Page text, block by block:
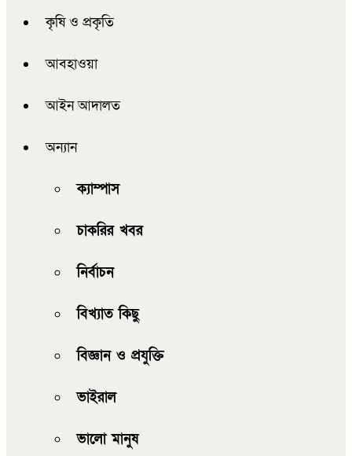
কৃষি ও প্রকৃতি
আবহাওয়া
আইন আদালত
অন্যান
ক্যাম্পাস
চাকরির খবর
নির্বাচন
বিখ্যাত কিছু
বিজ্ঞান ও প্রযুক্তি
ভাইরাল
ভালো মানুষ